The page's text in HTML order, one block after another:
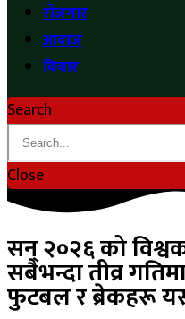
रोजगार
आवाज
बिचार
Search
Close
सन् २०२६ को
सबैभन्दा तीव्र
फुटबल र ब्रेकहरू